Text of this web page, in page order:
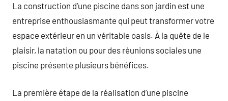
La construction d’une piscine dans son jardin est une
entreprise enthousiasmante qui peut transformer votre
espace extérieur en un véritable oasis. À la quête de le
plaisir, la natation ou pour des réunions sociales une
piscine présente plusieurs bénéfices.
La première étape de la réalisation d’une piscine